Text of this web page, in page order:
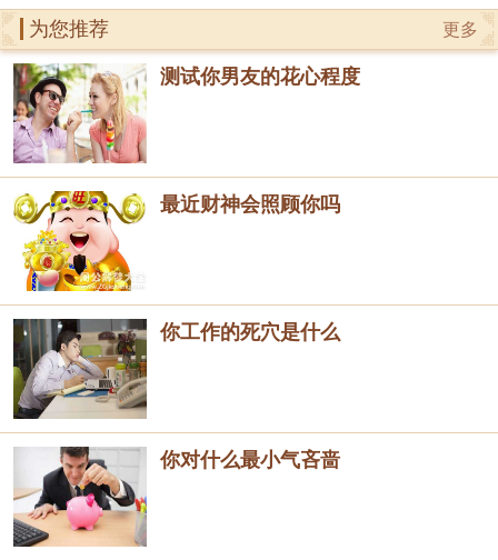
更多
为您推荐
测试你男友的花心程度
最近财神会照顾你吗
你工作的死穴是什么
你对什么最小气吝啬